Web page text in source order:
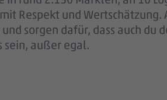
Respekt und Wertschätzung.
sorgen dafür, dass auch du
sein, außer egal.